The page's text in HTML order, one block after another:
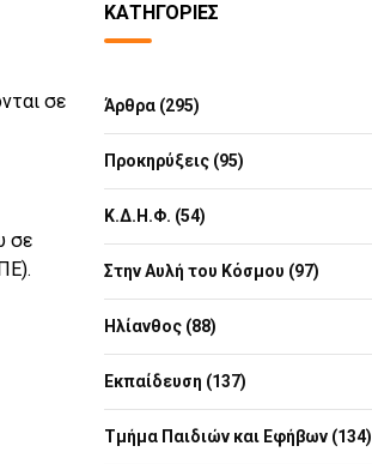
σε
σε
ΚΑΤΗΓΟΡΊΕΣ
Άρθρα (295)
Προκηρύξεις (95)
Κ.Δ.Η.Φ. (54)
Στην Αυλή του Κόσμου (97)
Ηλίανθος (88)
Εκπαίδευση (137)
Τμήμα Παιδιών και Εφήβων (134)